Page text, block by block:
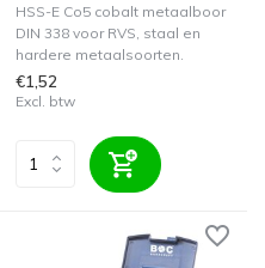
HSS-E Co5 cobalt metaalboor
DIN 338 voor RVS, staal en
hardere metaalsoorten.
€1,52
Excl. btw